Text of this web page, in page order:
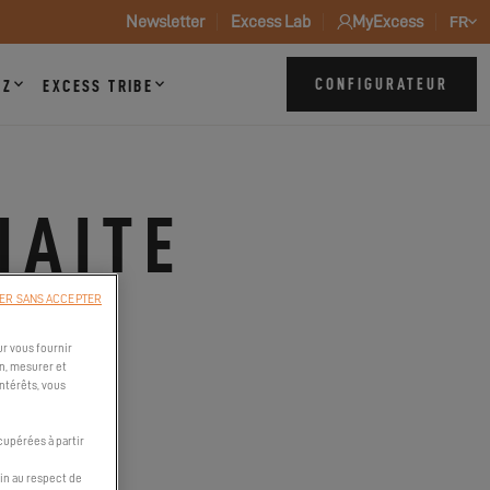
Newsletter Excess Lab MyExcess FR
EXCESS TRIBE CONFIGURATEUR
vous fournir
mesurer et
vous
à partir
au respect de
SANS ACCEPTER